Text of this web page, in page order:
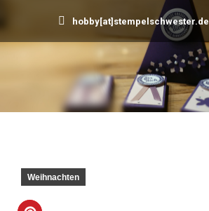
hobby[at]stempelschwester.de
Sie befinden sich hier:
Weihnachten